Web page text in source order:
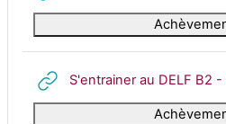
S'entrainer au DELF B2